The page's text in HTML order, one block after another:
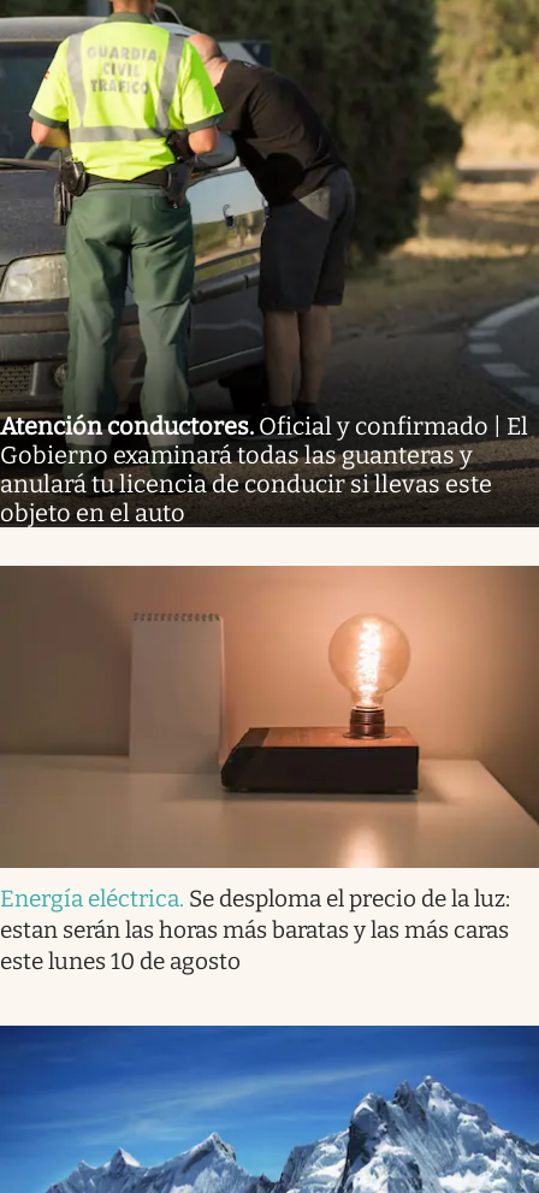
Atención conductores. Oficial y confirmado | El
Gobierno examinará todas las guanteras y
anulará tu licencia de conducir si llevas este
objeto en el auto
Energía eléctrica. Se desploma el precio de la luz:
estan serán las horas más baratas y las más caras
este lunes 10 de agosto